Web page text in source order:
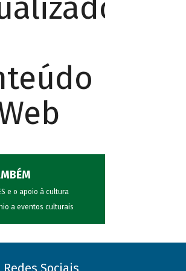
e o apoio à cultura
a eventos culturais
Redes Sociais